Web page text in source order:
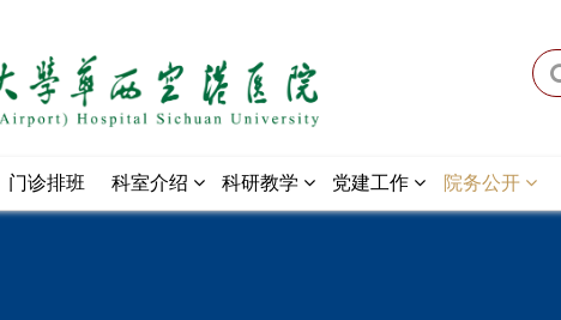
门诊排班 科室介绍 科研教学 党建工作 院务公开